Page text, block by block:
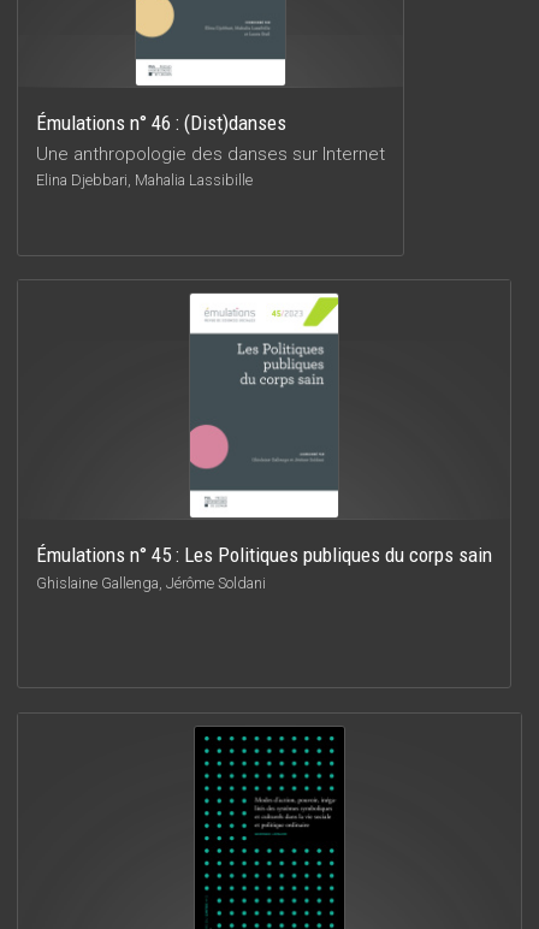
Émulations n° 46 : (Dist)danses
Une anthropologie des danses sur Internet
Elina Djebbari, Mahalia Lassibille
Émulations n° 45 : Les Politiques publiques du corps sain
Ghislaine Gallenga, Jérôme Soldani